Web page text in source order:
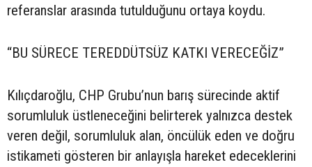
referanslar arasında tutulduğunu ortaya koydu.
“BU SÜRECE TEREDDÜTSÜZ KATKI VERECEĞİZ”
Kılıçdaroğlu, CHP Grubu’nun barış sürecinde aktif
sorumluluk üstleneceğini belirterek yalnızca destek
veren değil, sorumluluk alan, öncülük eden ve doğru
istikameti gösteren bir anlayışla hareket edeceklerini